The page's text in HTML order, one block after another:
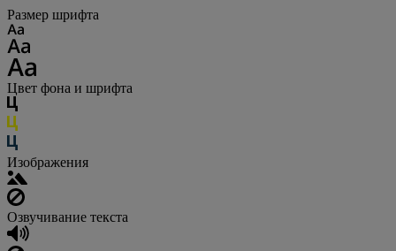
Размер шрифта
Цвет фона и шрифта
Изображения
Озвучивание текста